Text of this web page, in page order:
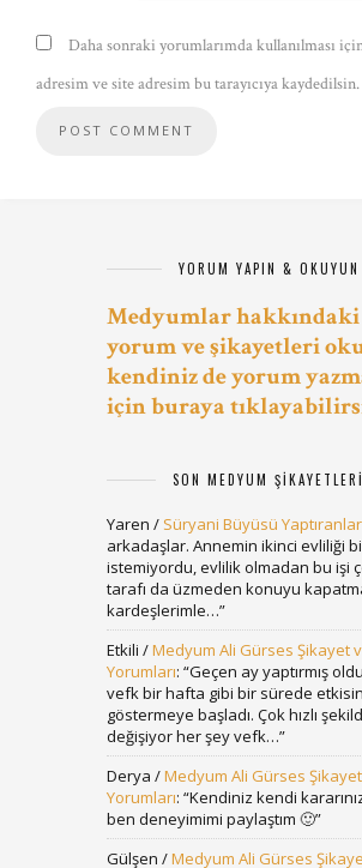
Daha sonraki yorumlarımda kullanılması
adresim ve site adresim bu tarayıcıya kaydedilsin.
YORUM YAPIN & OKUYUN
Medyumlar hakkındaki
yorum ve şikayetleri
kendiniz de yorum
için buraya
SON MEDYUM ŞIKAYETLERI
Yaren / Süryani Büyüsü Yaptıranlar
arkadaşlar. Annemin ikinci evliliği
istemiyordu, evlilik olmadan bu işi
tarafı da üzmeden konuyu
kardeşlerimle…”
Etkili /Medyum Ali Gürses Şikayet
Yorumları: “Geçen ay yaptırmış
vefk bir hafta gibi bir sürede
göstermeye başladı. Çok hızlı
değişiyor her şey vefk…”
Derya /Medyum Ali Gürses
Yorumları: “Kendiniz kendi
ben deneyimimi paylaştım 🙂”
Gülşen /Medyum Ali Gürses